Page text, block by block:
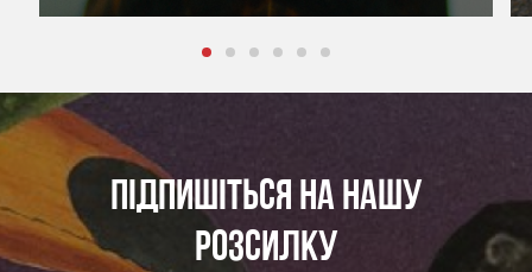
ПІДПИШІТЬСЯ НА НАШУ
РОЗСИЛКУ